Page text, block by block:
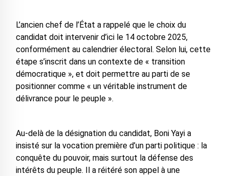
L’ancien chef de l’État a rappelé que le choix du
candidat doit intervenir d’ici le 14 octobre 2025,
conformément au calendrier électoral. Selon lui, cette
étape s’inscrit dans un contexte de « transition
démocratique », et doit permettre au parti de se
positionner comme « un véritable instrument de
délivrance pour le peuple ».
Au-delà de la désignation du candidat, Boni Yayi a
insisté sur la vocation première d’un parti politique : la
conquête du pouvoir, mais surtout la défense des
intérêts du peuple. Il a réitéré son appel à une